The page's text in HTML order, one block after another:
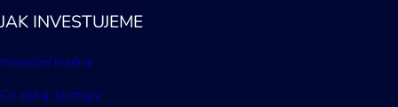
JAK INVESTUJEME
Investiční kritéria
Co získají startupy